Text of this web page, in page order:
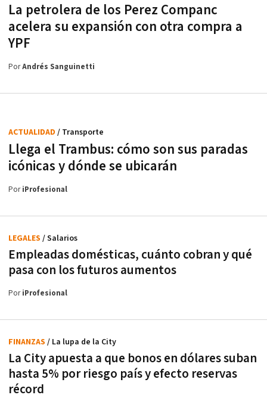
La petrolera de los Perez Companc
acelera su expansión con otra compra a
YPF
PorAndrés Sanguinetti
Llega el Trambus: cómo son sus paradas
icónicas y dónde se ubicarán
ACTUALIDAD / Transporte
PoriProfesional
Empleadas domésticas, cuánto cobran y qué
pasa con los futuros aumentos
LEGALES / Salarios
PoriProfesional
La City apuesta a que bonos en dólares suban
hasta 5% por riesgo país y efecto reservas
récord
FINANZAS / La lupa de la City